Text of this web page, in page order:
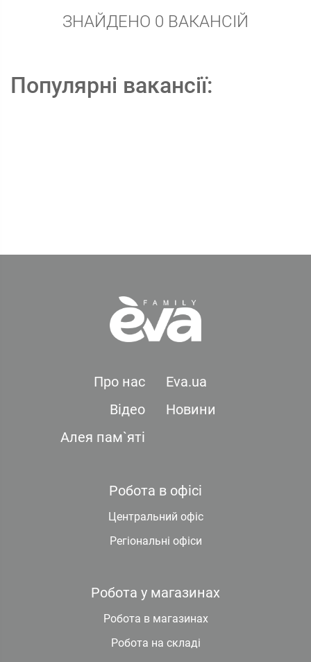
ЗНАЙДЕНО 0 ВАКАНСІЙ
Популярні вакансії:
Про нас
Eva.ua
Відео
Новини
Алея пам`яті
Робота в офісі
Центральний офіс
Регіональні офіси
Робота у магазинах
Робота в магазинах
Робота на складі